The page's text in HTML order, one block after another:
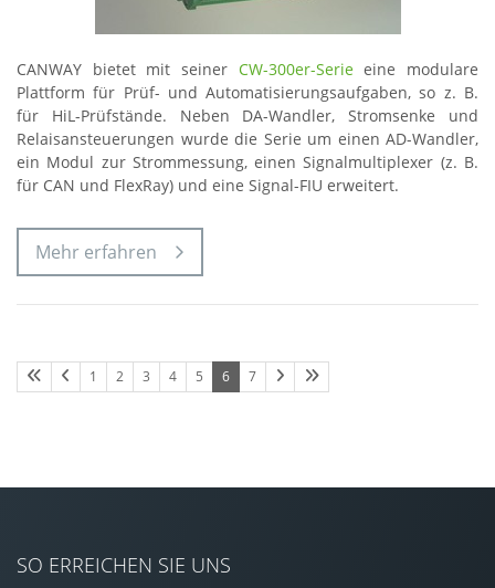
CANWAY bietet mit seiner CW-300er-Serieeine modulare
Plattform für Prüf- und Automatisierungsaufgaben, so z. B.
für HiL-Prüfstände. Neben DA-Wandler, Stromsenke und
Relaisansteuerungen wurde die Serie um einen AD-Wandler,
ein Modul zur Strommessung, einen Signalmultiplexer (z. B.
für CAN und FlexRay) und eine Signal-FIU erweitert.
Mehr erfahren
1 2 3 4 5 6 7
SO ERREICHEN SIE UNS